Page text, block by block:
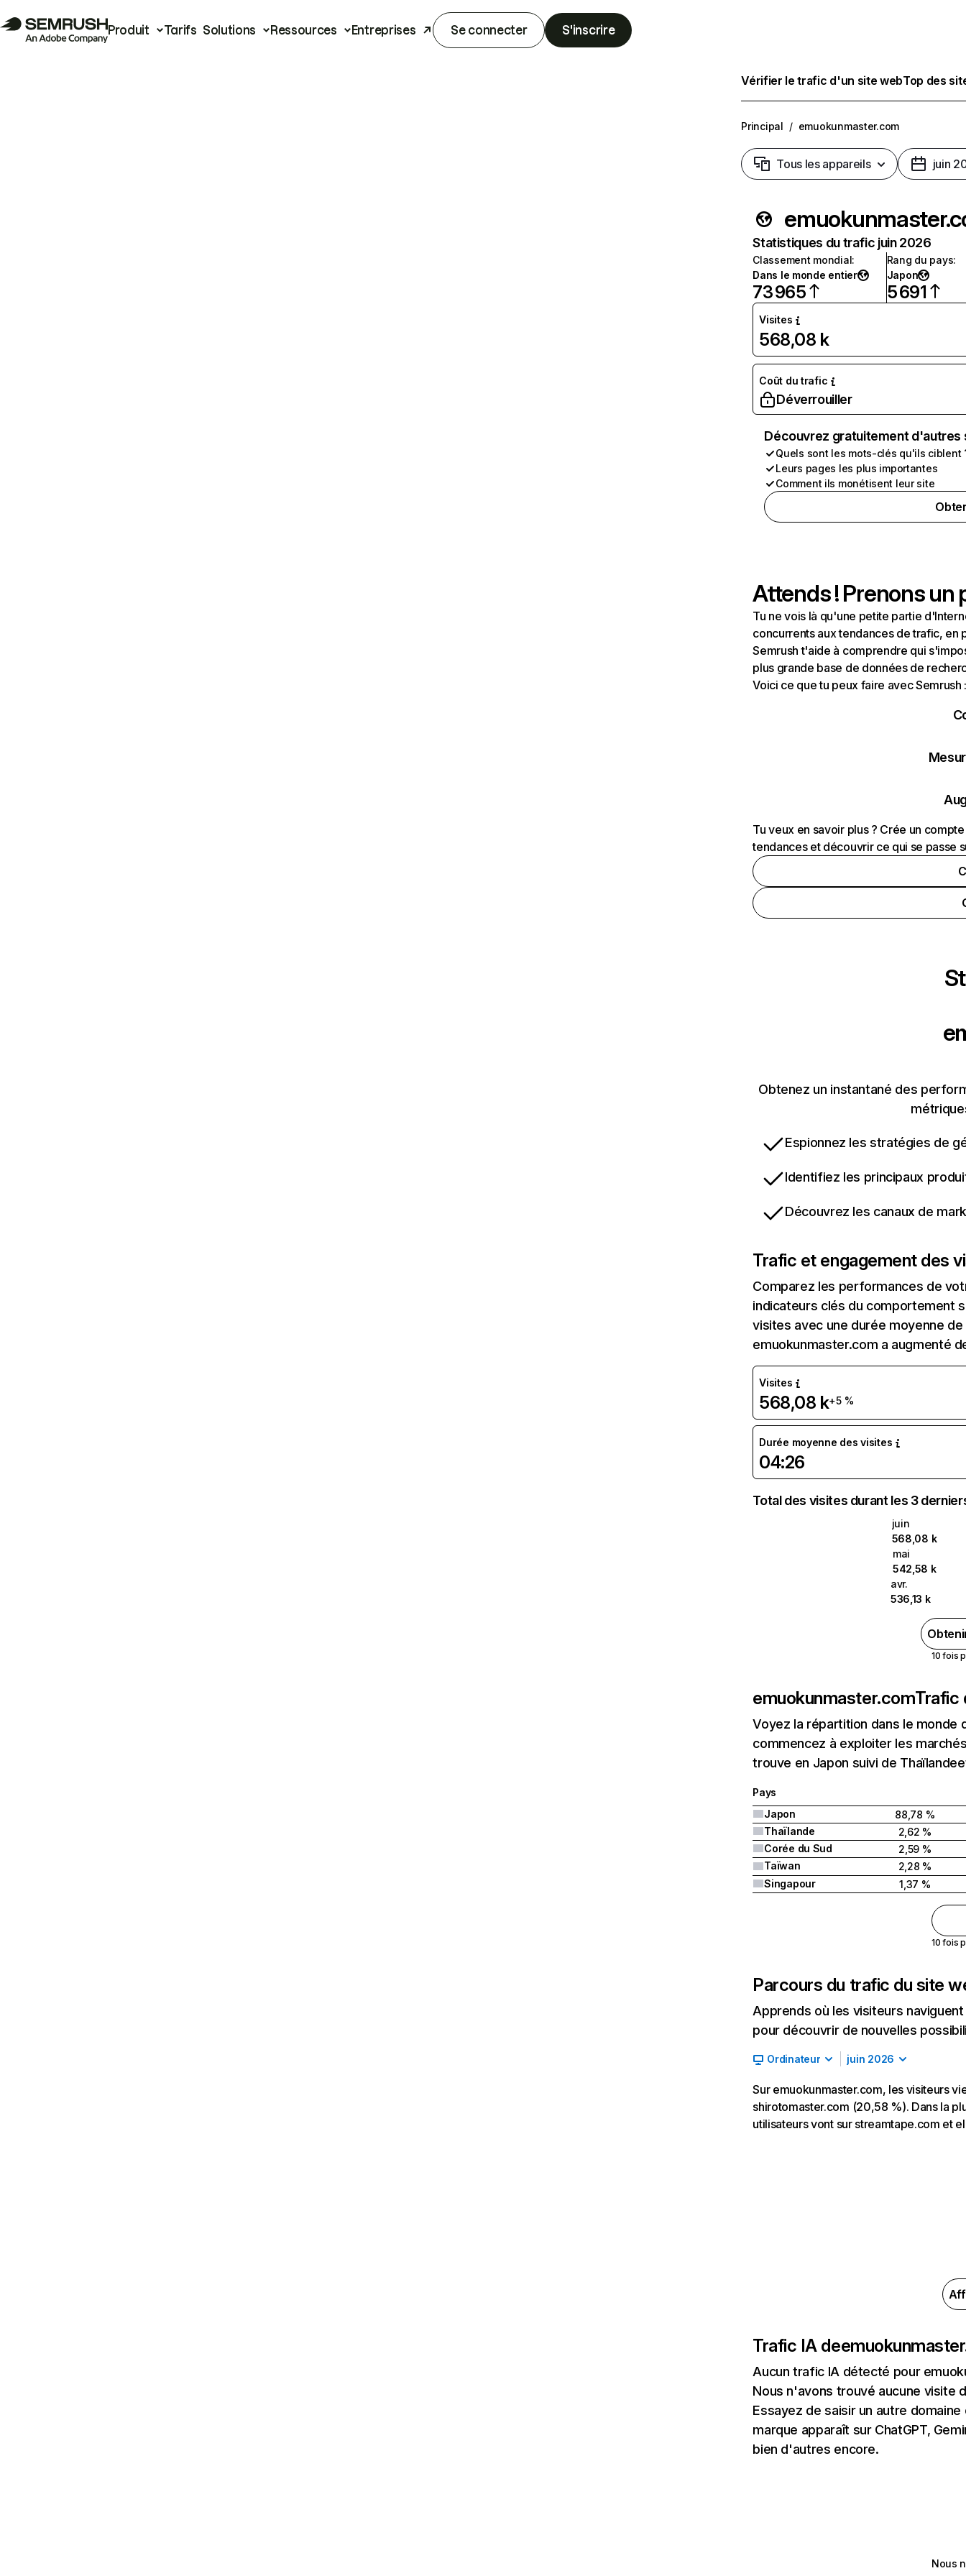
Produit Tarifs Solutions Ressources Entreprises Se connecter S'inscrire
Vérifier le trafic d'un site webTop des
Principal / emuokunmaster.com
Tous les appareils juin
Statistiques du trafic juin 2026
Classement mondial:
Dans le monde entier
73 965
Rang du pays:
Japon
5 691
Visites
568,08 k
Coût du trafic
Déverrouiller
Découvrez gratuitement
Quels sont les mots-clés qu'ils ciblent
Leurs pages les plus importantes
Comment ils monétisent leur site
Attends ! Prenons un
Tu ne vois là qu'une petite partie
concurrents aux tendances de trafic, en
Semrush t'aide à comprendre qui
plus grande base de données de
Voici ce que tu peux faire avec Semrush
Tu veux en savoir plus ? Crée un
tendances et découvrir ce qui se passe
Obtenez un instantané des
Espionnez les stratégies de
Identifiez les principaux
Découvrez les canaux de
Trafic et engagement des
Comparez les performances de
indicateurs clés du comportement
visites avec une durée moyenne
emuokunmaster.com a augmenté
Visites
568,08 k+5 %
Durée moyenne des visites
04:26
Total des visites durant les 3
juin
568,08 k
mai
542,58 k
avr.
536,13 k
10 fois
emuokunmaster.comTrafic
Voyez la répartition dans le
commencez à exploiter les
trouve en Japon suivi de
Pays
Japon
88,78 %
Thaïlande
2,62 %
Corée du Sud
2,59 %
Taïwan
2,28 %
Singapour
1,37 %
10 fois
Parcours du trafic du site
Apprends où les visiteurs
pour découvrir de nouvelles
Ordinateur juin 2026
Sur emuokunmaster.com, les visiteurs
shirotomaster.com (20,58 %). Dans la
utilisateurs vont sur streamtape.com et
Trafic IA de
Aucun trafic IA détecté pour
Nous n'avons trouvé aucune visite
Essayez de saisir un autre
marque apparaît sur ChatGPT,
bien d'autres encore.
Nous